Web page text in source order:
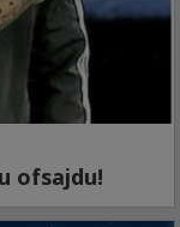
ofsajdu!